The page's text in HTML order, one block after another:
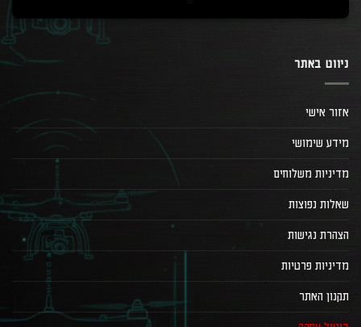
ניווט באתר
אזור אישי
מידע שימושי
מדיניות משלוחים
שאלות נפוצות
הצהרת נגישות
מדיניות פרטיות
תקנון האתר